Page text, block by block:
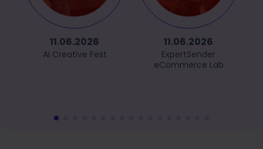
11.06.2026
AI Creative Fest
11.06.2026
ExpertSender
eCommerce Lab